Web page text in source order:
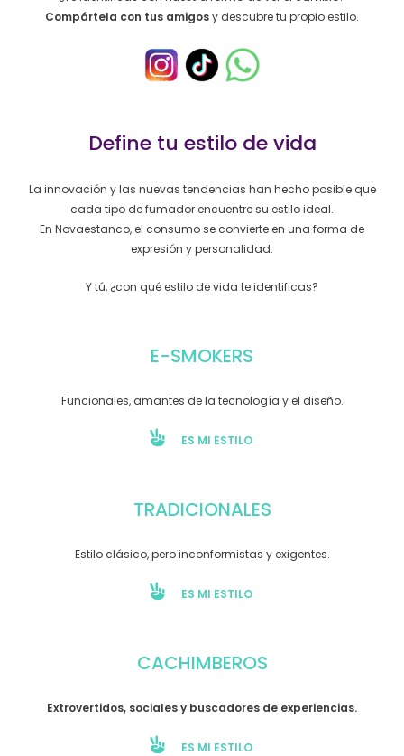
Compártela con tus amigosy descubre tu propio estilo.
Define tu estilo de vida
La innovación y las nuevas tendencias han hecho posible que
cada tipo de fumador encuentre su estilo ideal.
En Novaestanco, el consumo se convierte en una forma de
expresión y personalidad.
Y tú, ¿con qué estilo de vida te identificas?
E-SMOKERS
Funcionales, amantes de la tecnología y el diseño.
ES MI ESTILO
TRADICIONALES
Estilo clásico, pero inconformistas y exigentes.
ES MI ESTILO
CACHIMBEROS
Extrovertidos, sociales y buscadores de experiencias.
ES MI ESTILO